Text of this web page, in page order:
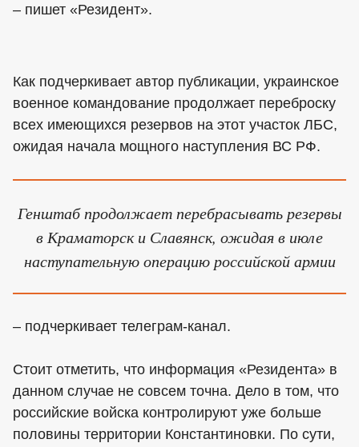
– пишет «Резидент».
Как подчеркивает автор публикации, украинское
военное командование продолжает переброску
всех имеющихся резервов на этот участок ЛБС,
ожидая начала мощного наступления ВС РФ.
Генштаб продолжает перебрасывать резервы
в Краматорск и Славянск, ожидая в июле
наступательную операцию российской армии
– подчеркивает телеграм-канал.
Стоит отметить, что информация «Резидента» в
данном случае не совсем точна. Дело в том, что
российские войска контролируют уже больше
половины территории Константиновки. По сути,